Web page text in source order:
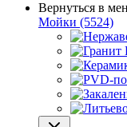
Вернуться в
Мойки (5524)